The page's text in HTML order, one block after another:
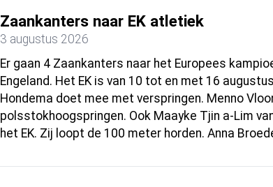
Zaankanters naar EK atletiek
3 augustus 2026
Er gaan 4 Zaankanters naar het Europees
Engeland. Het EK is van 10 tot en met 16
Hondema doet mee met verspringen. Menno
polsstokhoogspringen. Ook Maayke Tjin a-Lim
het EK. Zij loopt de 100 meter horden. Anna